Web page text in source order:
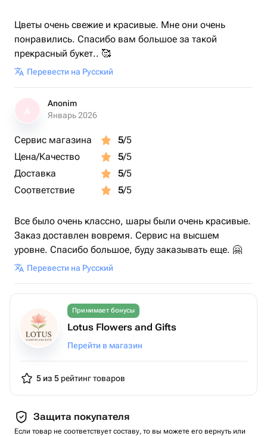
Цветы очень свежие и красивые. Мне они очень
понравились. Спасибо вам большое за такой
прекрасный букет.. 🥰
Перевести на Русский
Anonim
Январь 2026
Сервис магазина 5/5
Цена/Качество
5/5
Доставка
5/5
Соответствие
5/5
Все было очень классно, шары были очень красивые.
Заказ доставлен вовремя. Сервис на высшем
уровне. Спасибо большое, буду заказывать еще. 🤗
Перевести на Русский
Принимает бонусы
Lotus Flowers and Gifts
Перейти в магазин
5 из 5 рейтинг товаров
Защита покупателя
Если товар не соответствует составу, то вы можете его вернуть или